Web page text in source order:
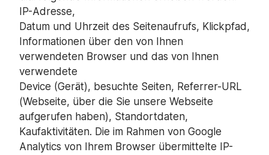
IP-Adresse,
Datum und Uhrzeit des Seitenaufrufs, Klickpfad,
Informationen über den von Ihnen
verwendeten Browser und das von Ihnen
verwendete
Device (Gerät), besuchte Seiten, Referrer-URL
(Webseite, über die Sie unsere Webseite
aufgerufen haben), Standortdaten,
Kaufaktivitäten. Die im Rahmen von Google
Analytics von Ihrem Browser übermittelte IP-